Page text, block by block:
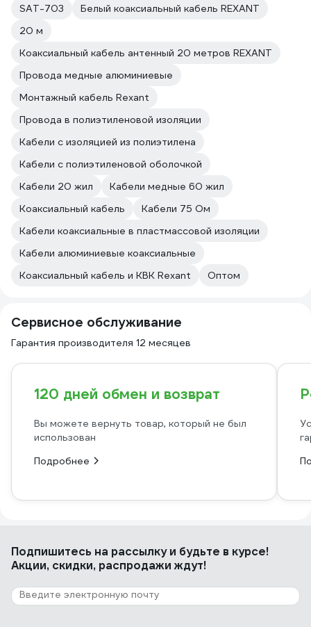
SAT-703
Белый коаксиальный кабель REXANT
20 м
Коаксиальный кабель антенный 20 метров REXANT
Провода медные алюминиевые
Монтажный кабель Rexant
Провода в полиэтиленовой изоляции
Кабели с изоляцией из полиэтилена
Кабели с полиэтиленовой оболочкой
Кабели 20 жил
Кабели медные 60 жил
Коаксиальный кабель
Кабели 75 Ом
Кабели коаксиальные в пластмассовой изоляции
Кабели алюминиевые коаксиальные
Коаксиальный кабель и КВК Rexant
Оптом
Сервисное обслуживание
Гарантия производителя 12 месяцев
120 дней обмен и возврат
Вы можете вернуть товар, который не был
использован
Подробнее
Подпишитесь на рассылкуи будьте в курсе!
Акции, скидки, распродажи ждут!